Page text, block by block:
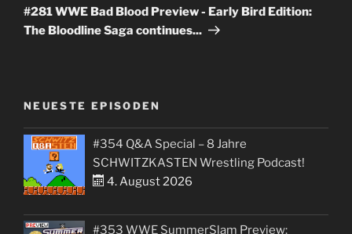
Beitrag
#281 WWE Bad Blood Preview - Early Bird Edition:
The Bloodline Saga continues...
NEUESTE EPISODEN
#354 Q&A Special – 8 Jahre
SCHWITZKASTEN Wrestling Podcast!
4. August 2026
#353 WWE SummerSlam Preview: